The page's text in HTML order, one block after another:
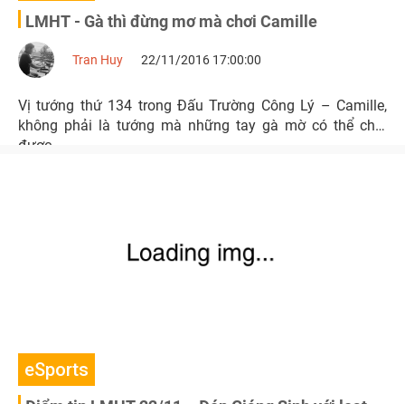
LMHT - Gà thì đừng mơ mà chơi Camille
Tran Huy 22/11/2016 17:00:00
Vị tướng thứ 134 trong Đấu Trường Công Lý – Camille,
không phải là tướng mà những tay gà mờ có thể chơi
được.
eSports